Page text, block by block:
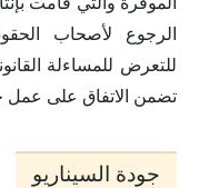
الرجوع لأصحاب
للتعرض للمساءلة
تضمن الاتفاق على عمل
جودة السيناريو